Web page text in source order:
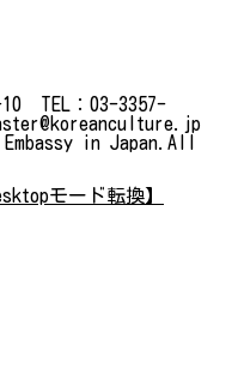
TEL：03-3357-
in Japan.All
モード転換】